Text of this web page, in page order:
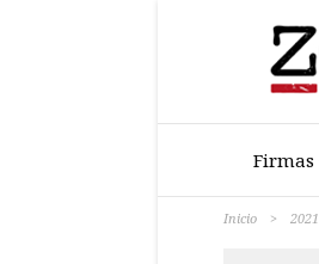
Firmas
Inicio > 2021